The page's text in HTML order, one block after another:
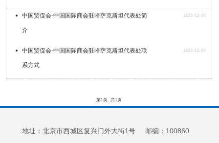
中国贸促会-中国国际商会驻哈萨克斯坦代表处简
介
2021-12-24
中国贸促会-中国国际商会驻哈萨克斯坦代表处联
系方式
2021-12-24
第1页 共1页
地址：北京市西城区复兴门外大街1号 邮编：100860